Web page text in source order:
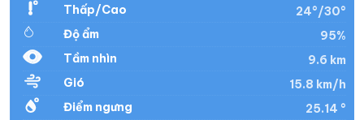
Thấp/Cao
24°/30°
Độ ẩm
95%
Tầm nhìn
9.6 km
Gió
15.8 km/h
Điểm ngưng
25.14 °